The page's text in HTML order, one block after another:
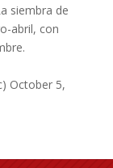
siembra de
abril, con
October 5,